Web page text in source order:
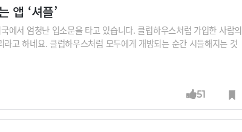
앱 ‘셔플’
에서 엄청난 입소문을 타고 있습니다. 클럽하우스처럼 가입한 사람의
고 하네요. 클럽하우스처럼 모두에게 개방되는 순간 시들해지는 것
51